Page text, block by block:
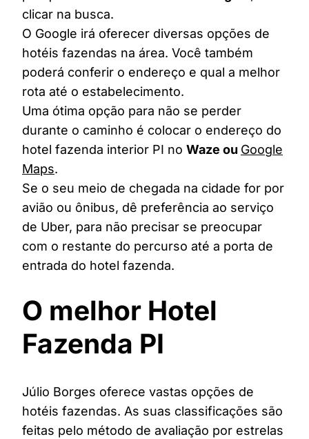
clicar na busca.
O Google irá oferecer diversas opções de
hotéis fazendas na área. Você também
poderá conferir o endereço e qual a melhor
rota até o estabelecimento.
Uma ótima opção para não se perder
durante o caminho é colocar o endereço do
hotel fazenda interior PI no Waze ou Google
Maps.
Se o seu meio de chegada na cidade for por
avião ou ônibus, dê preferência ao serviço
de Uber, para não precisar se preocupar
com o restante do percurso até a porta de
entrada do hotel fazenda.
O melhor Hotel
Fazenda PI
Júlio Borges oferece vastas opções de
hotéis fazendas. As suas classificações são
feitas pelo método de avaliação por estrelas